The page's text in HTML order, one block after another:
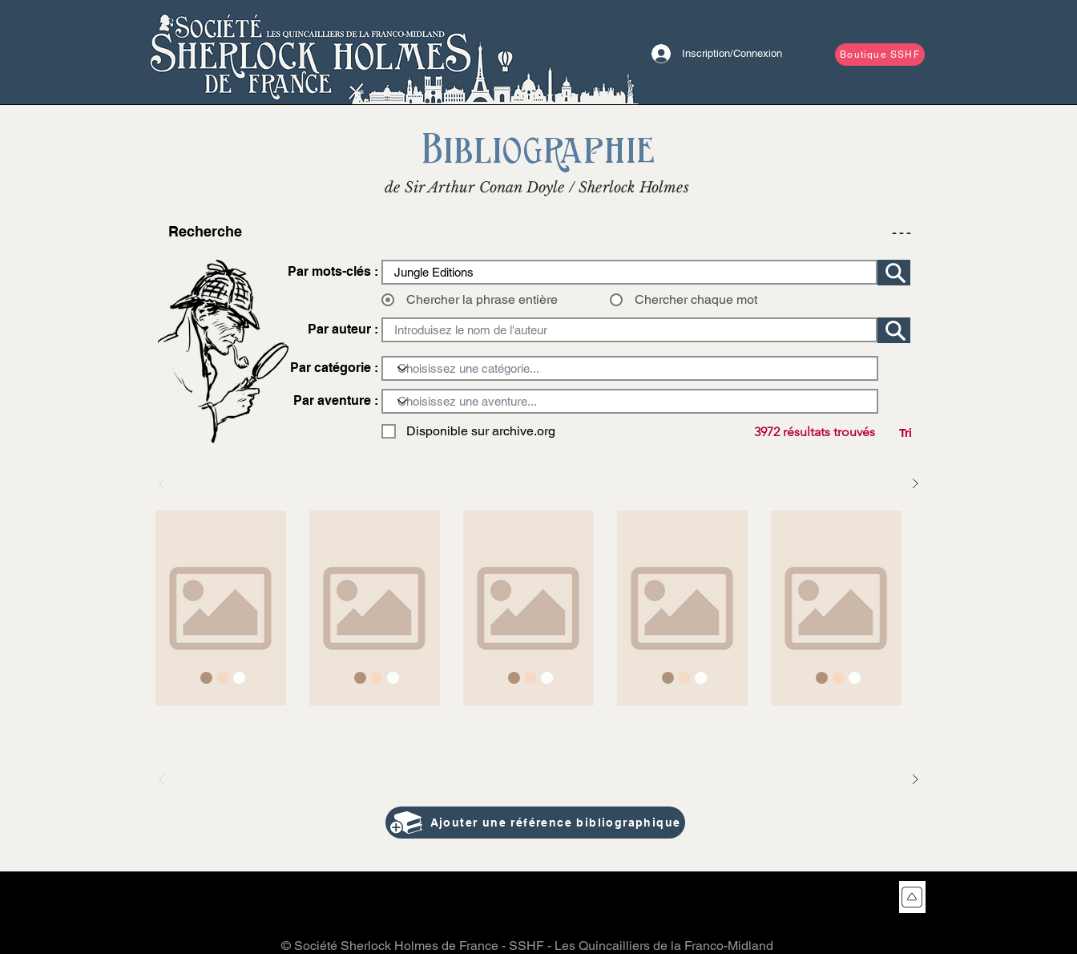
Boutique SSHF
Inscription/Connexion
Bibliographie
de Sir Arthur Conan Doyle / Sherlock Holmes
Recherche - - -
Par mots-clés :
Par auteur :
Par catégorie :
Par aventure :
Chercher la phrase entière Chercher chaque mot
Disponible sur archive.org 3972 résultats trouvés Tri
Ajouter une référence bibliographique
© Société Sherlock Holmes de France - SSHF - Les Quincailliers de la Franco-Midland